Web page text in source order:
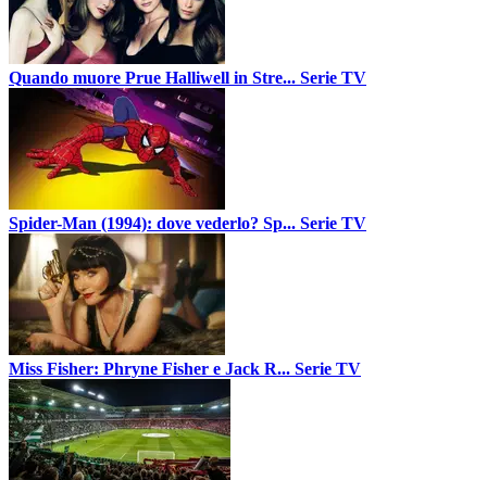
Quando muore Prue Halliwell in Stre... Serie TV
Spider-Man (1994): dove vederlo? Sp... Serie TV
Miss Fisher: Phryne Fisher e Jack R... Serie TV